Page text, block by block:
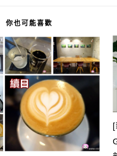
你也可能喜歡